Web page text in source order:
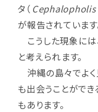
タ（
が報告されています
こうした現象に
と考えられます。
沖縄の島々でよく
も出会うことがで
もあります。